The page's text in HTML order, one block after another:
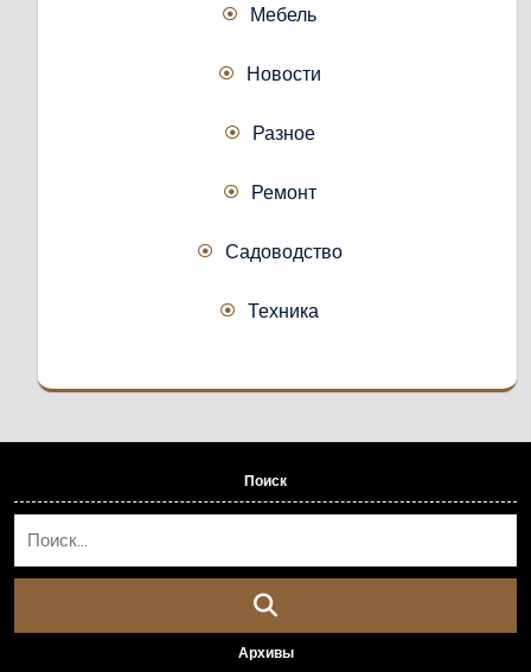
Мебель
Новости
Разное
Ремонт
Садоводство
Техника
Поиск
Архивы